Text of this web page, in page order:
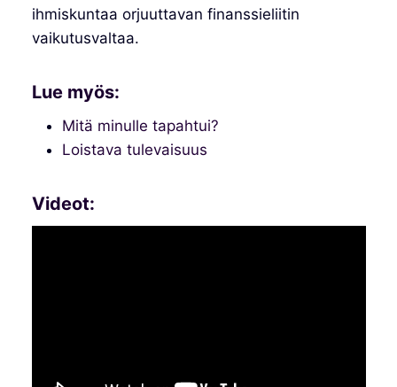
ihmiskuntaa orjuuttavan finanssieliitin
vaikutusvaltaa.
Lue myös:
Mitä minulle tapahtui?
Loistava tulevaisuus
Videot: